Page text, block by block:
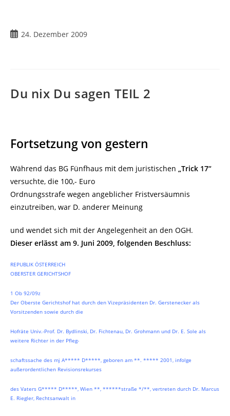
Beitrag
24. Dezember 2009
Du nix Du sagen TEIL 2
Fortsetzung von gestern
Während das BG Fünfhaus mit dem juristischen „Trick 17“
versuchte, die 100,- Euro
Ordnungsstrafe wegen angeblicher Fristversäumnis
einzutreiben, war D. anderer Meinung
und wendet sich mit der Angelegenheit an den OGH.
Dieser erlässt am 9. Juni 2009, folgenden Beschluss:
REPUBLIK ÖSTERREICH
OBERSTER GERICHTSHOF
1 Ob 92/09z
Der Oberste Gerichtshof hat durch den Vizepräsidenten Dr. Gerstenecker als
Vorsitzenden sowie durch die
Hofräte Univ.-Prof. Dr. Bydlinski, Dr. Fichtenau, Dr. Grohmann und Dr. E. Sole als
weitere Richter in der Pfleg-
schaftssache des mj A***** D*****, geboren am **. ***** 2001, infolge
außerordentlichen Revisionsrekurses
des Vaters G***** D*****, Wien **, ******straße */**, vertreten durch Dr. Marcus
E. Riegler, Rechtsanwalt in